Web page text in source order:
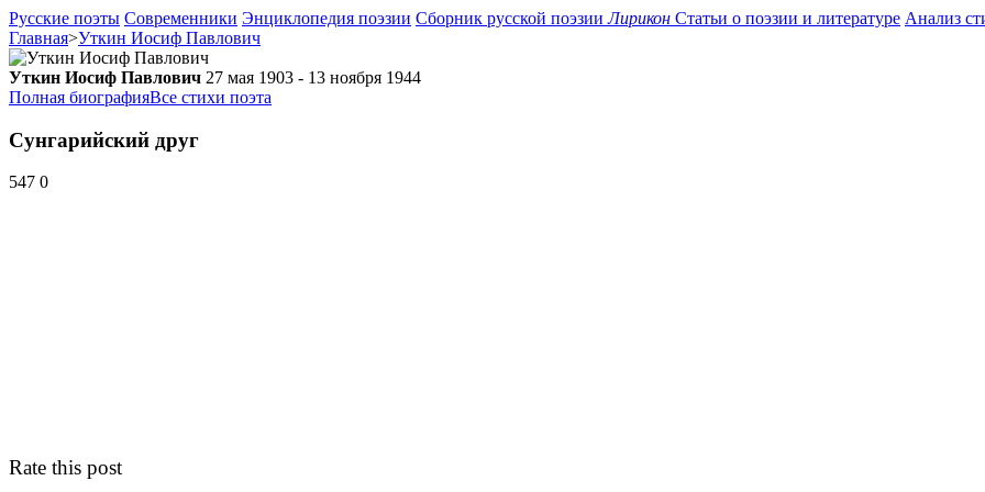
Русские поэты Современники Энциклопедия поэзии Сборник русской поэзии Лирикон Статьи о поэзии и литературе Анализ
Главная>Уткин Иосиф Павлович
Уткин Иосиф Павлович 27 мая 1903 - 13 ноября 1944
Полная биографияВсе стихи поэта
Сунгарийский друг
547 0
Rate this post